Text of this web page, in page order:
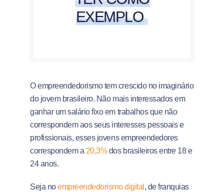
EXEMPLO
O empreendedorismo tem crescido no imaginário
do jovem brasileiro. Não mais interessados em
ganhar um salário fixo em trabalhos que não
correspondem aos seus interesses pessoais e
profissionais, esses jovens empreendedores
correspondem a20,3%dos brasileiros entre 18 e
24 anos.
Seja noempreendedorismo digital , de franquias